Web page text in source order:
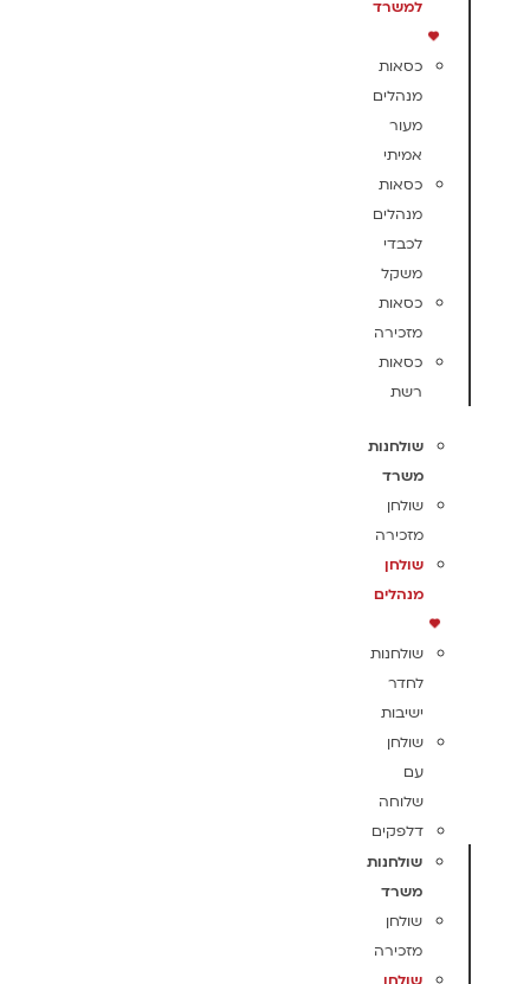
למשרד
כסאות
מנהלים
מעור
אמיתי
כסאות
מנהלים
לכבדי
משקל
כסאות
מזכירה
כסאות
רשת
שולחנות
משרד
שולחן
מזכירה
שולחן
מנהלים
שולחנות
לחדר
ישיבות
שולחן
עם
שלוחה
דלפקים
שולחנות
משרד
שולחן
מזכירה